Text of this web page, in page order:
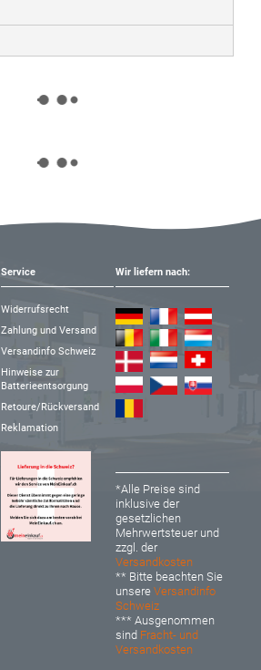
Service
Widerrufsrecht
Zahlung und Versand
Versandinfo Schweiz
Hinweise zur
Batterieentsorgung
Retoure/Rückversand
Reklamation
Wir liefern nach:
*Alle Preise sind
inklusive der
gesetzlichen
Mehrwertsteuer und
zzgl. der
Versandkosten
** Bitte beachten Sie
unsereVersandinfo
Schweiz
*** Ausgenommen
sind Fracht- und
Versandkosten